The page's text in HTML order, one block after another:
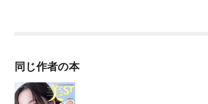
同じ作者の本